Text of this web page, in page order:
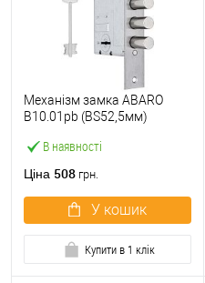
В наявності
Механізм замка ABARO
B10.01pb (BS52,5мм)
тех.пакування.без
Ціна 508 грн.
У кошик
Купити в 1 клік